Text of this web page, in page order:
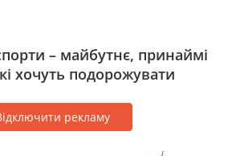
– майбутнє, принаймі
хочуть подорожувати
рекламу